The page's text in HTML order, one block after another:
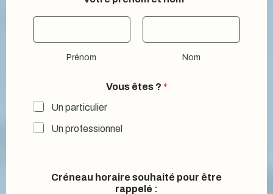
Prénom Nom
Vous êtes ? *
Un particulier
Un professionnel
Créneau horaire souhaité pour être
rappelé :